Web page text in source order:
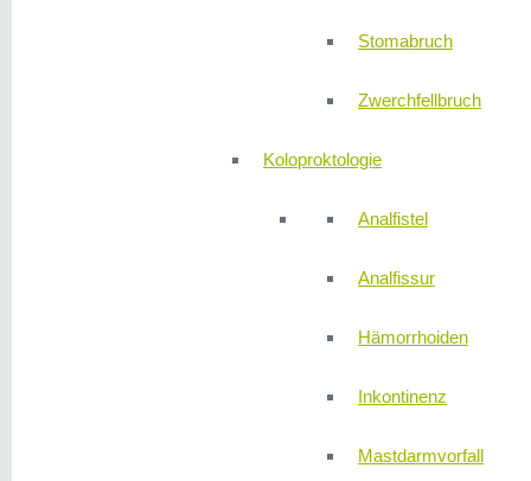
Stomabruch
Zwerchfellbruch
Koloproktologie
Analfistel
Analfissur
Hämorrhoiden
Inkontinenz
Mastdarmvorfall